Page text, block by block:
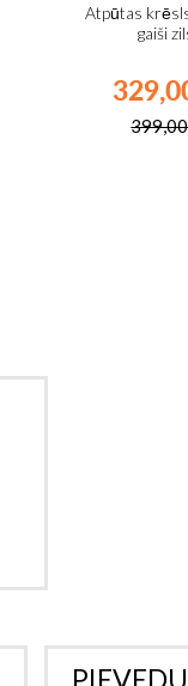
Atpūtas
gaiši